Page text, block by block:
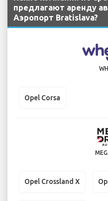
предлагают аренду
Аэропорт Bratislava?
Opel Corsa
Opel Crossland X